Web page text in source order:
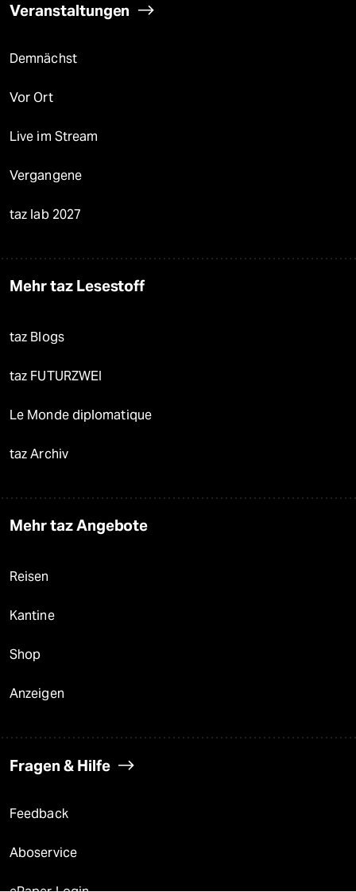
Veranstaltungen
Demnächst
Vor Ort
Live im Stream
Vergangene
taz lab 2027
Mehr taz Lesestoff
taz Blogs
taz FUTURZWEI
Le Monde diplomatique
taz Archiv
Mehr taz Angebote
Reisen
Kantine
Shop
Anzeigen
Fragen & Hilfe
Feedback
Aboservice